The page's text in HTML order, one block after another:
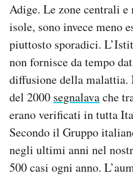
Adige. Le zone centrali
isole, sono invece meno
piuttosto sporadici.
non fornisce da tempo
diffusione della
del 2000 segnalavache
erano verificati in tutta
Secondo il Gruppo
negli ultimi anni nel
500 casi ogni anno.